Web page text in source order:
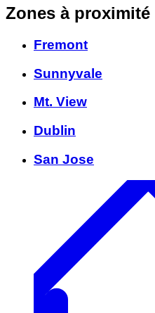
Zones à proximité
Fremont
Sunnyvale
Mt. View
Dublin
San Jose